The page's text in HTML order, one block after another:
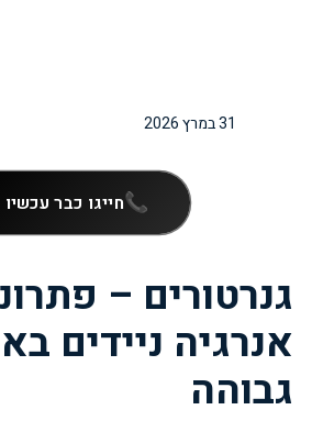
31 במרץ 2026
חייגו כבר עכשיו
גנרטורים –
אנרגיה ניידים
גבוהה